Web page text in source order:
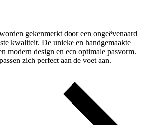
gekenmerkt door een ongeëvenaard
kwaliteit. De unieke en handgemaakte
modern design en een optimale pasvorm.
zich perfect aan de voet aan.